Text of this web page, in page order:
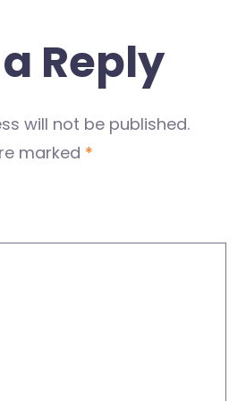
Reply
will not be published.
marked *